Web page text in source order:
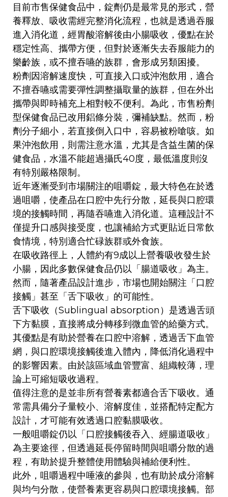
目前市售保健食品中，錠劑仍是最常見的形式，營
養釋放、吸收需經完整消化流程，也就是透過吞服
進入消化道，經胃酸溶解後由小腸吸收，優點在於
穩定性高、攜帶方便，但對於逐漸失去吞服能力的
樂齡族，或不擅吞嚥的族群，會形成另類困擾。
粉劑因溶解速度快，可直接入口或沖泡飲用，適合
不擅吞嚥或需要彈性調整攝取量的族群，但在外出
攜帶與即時補充上相對較不便利。為此，市售粉劑
型保健食品已改用鋁條分裝，彌補缺點。然而，粉
劑分子細小，若直接倒入口中，容易被粉嗆咳。如
果沖泡飲用，則需注意水溫，尤其是含益生菌的保
健食品，水溫不能超過攝氏40度，最低溫度則沒
有特別嚴格限制。
近年逐漸受到市場關注的咀嚼錠，最大特色在於透
過咀嚼，使產品在口腔中先行分散，延長與口腔環
境的接觸時間，再隨吞嚥進入消化道。這種設計不
僅提升口感與接受度，也讓補給方式更貼近日常飲
食情境，特別適合忙碌族群或外食族。
在吸收路徑上，人體約有9成以上營養吸收發生於
小腸，因此多數保健食品仍以「腸道吸收」為主。
然而，隨著產品設計進步，市場也開始關注「口腔
接觸」甚至「舌下吸收」的可能性。
舌下吸收（Sublingual absorption）是透過舌頭
下方黏膜，直接將成分轉移到微血管的給藥方式。
其優點是有助於營養在口腔中溶解，透過舌下血管
網，與口腔環境接觸後進入體內，降低消化過程中
的影響因素。由於該區域血管豐富、組織較薄，理
論上可縮短吸收過程。
值得注意的是並非所有營養素都適合舌下吸收。通
常需具備分子量較小、溶解度佳，並搭配特定配方
設計，才可能有效透過口腔黏膜吸收。
一般咀嚼錠仍以「口腔接觸後吞入、經腸道吸收」
為主要途徑，但透過延長停留時間與咀嚼分散的過
程，有助於提升整體使用體驗與補給便利性。
此外，咀嚼過程中唾液的參與，也有助於成分溶解
與均勻分散，使營養素更容易與口腔環境接觸。部